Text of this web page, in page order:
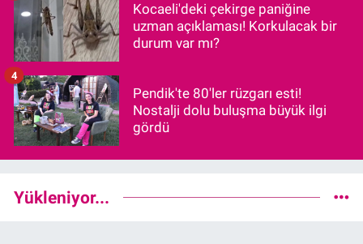
Kocaeli'deki çekirge paniğine
uzman açıklaması! Korkulacak bir
durum var mı?
Pendik'te 80'ler rüzgarı esti!
Nostalji dolu buluşma büyük ilgi
gördü
4
Yükleniyor...